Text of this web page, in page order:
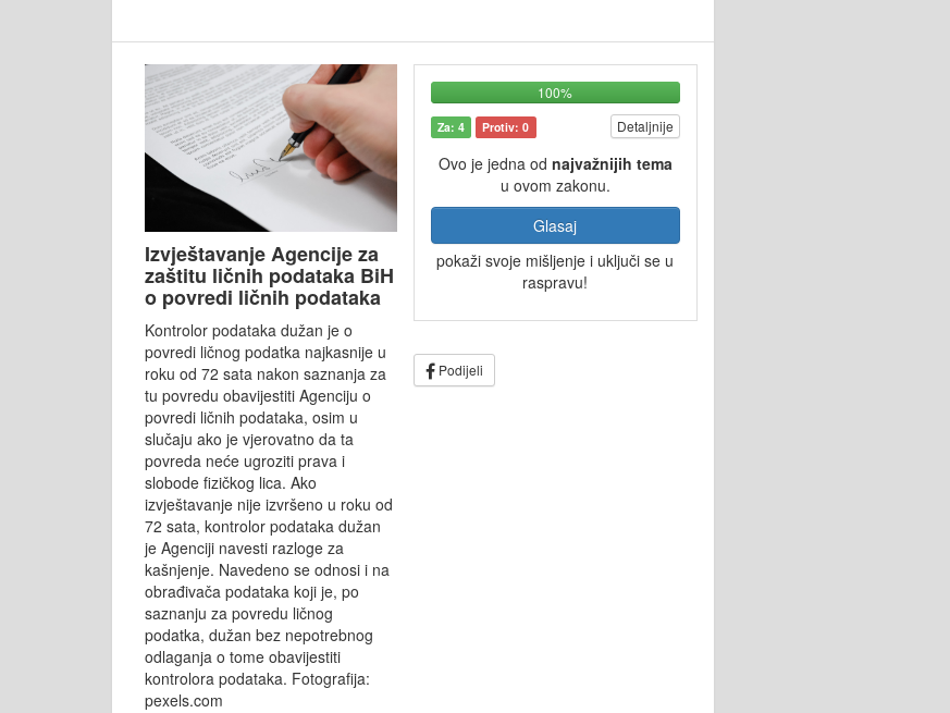
Izvještavanje Agencije za
zaštitu ličnih podataka BiH
o povredi ličnih podataka
Kontrolor podataka dužan je o
povredi ličnog podatka najkasnije u
roku od 72 sata nakon saznanja za
tu povredu obavijestiti Agenciju o
povredi ličnih podataka, osim u
slučaju ako je vjerovatno da ta
povreda neće ugroziti prava i
slobode fizičkog lica. Ako
izvještavanje nije izvršeno u roku od
72 sata, kontrolor podataka dužan
je Agenciji navesti razloge za
kašnjenje. Navedeno se odnosi i na
obrađivača podataka koji je, po
saznanju za povredu ličnog
podatka, dužan bez nepotrebnog
odlaganja o tome obavijestiti
kontrolora podataka. Fotografija:
pexels.com
100%
Za: 4 Protiv: 0 Detaljnije
Ovo je jedna od najvažnijih tema
u ovom zakonu.
Glasaj
pokaži svoje mišljenje i uključi se u
raspravu!
Podijeli